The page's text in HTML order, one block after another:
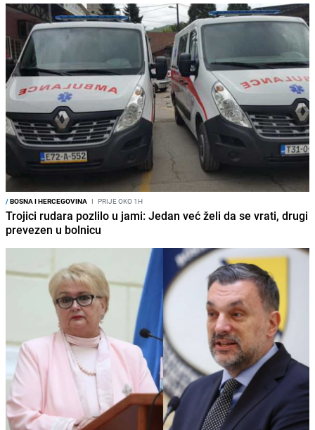
/BOSNA I HERCEGOVINA I PRIJE OKO 1H
Trojici rudara pozlilo u jami: Jedan već želi da se vrati, drugi
prevezen u bolnicu